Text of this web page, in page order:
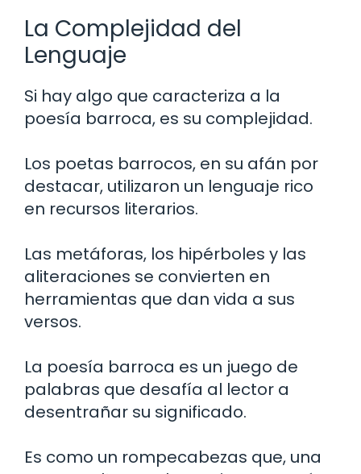
La Complejidad del
Lenguaje
Si hay algo que caracteriza a la
poesía barroca, es su complejidad.
Los poetas barrocos, en su afán por
destacar, utilizaron un lenguaje rico
en recursos literarios.
Las metáforas, los hipérboles y las
aliteraciones se convierten en
herramientas que dan vida a sus
versos.
La poesía barroca es un juego de
palabras que desafía al lector a
desentrañar su significado.
Es como un rompecabezas que, una